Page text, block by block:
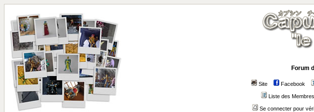
Forum
Site Facebook
Liste des Membres
Se connecter pour